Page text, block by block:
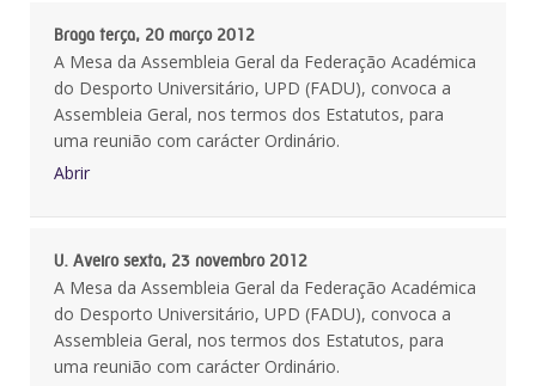
Braga terça, 20 março 2012
A Mesa da Assembleia Geral da Federação Académica
do Desporto Universitário, UPD (FADU), convoca a
Assembleia Geral, nos termos dos Estatutos, para
uma reunião com carácter Ordinário.
Abrir
U. Aveiro sexta, 23 novembro 2012
A Mesa da Assembleia Geral da Federação Académica
do Desporto Universitário, UPD (FADU), convoca a
Assembleia Geral, nos termos dos Estatutos, para
uma reunião com carácter Ordinário.